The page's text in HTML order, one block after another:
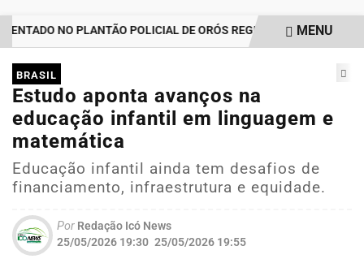
NO PLANTÃO POLICIAL DE ORÓS REGISTRA
EM ALTA
MENU
BRASIL
Estudo aponta avanços na
educação infantil em linguagem e
matemática
Educação infantil ainda tem desafios de
financiamento, infraestrutura e equidade.
Por Redação Icó News
25/05/2026 19:30 25/05/2026 19:55